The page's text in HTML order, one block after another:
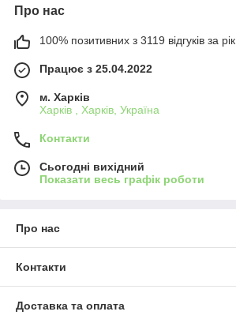
Про нас
100% позитивних з 3119 відгуків за рік
Працює з 25.04.2022
м. Харків
Харків , Харків, Україна
Контакти
Сьогодні вихідний
Показати весь графік роботи
Про нас
Контакти
Доставка та оплата